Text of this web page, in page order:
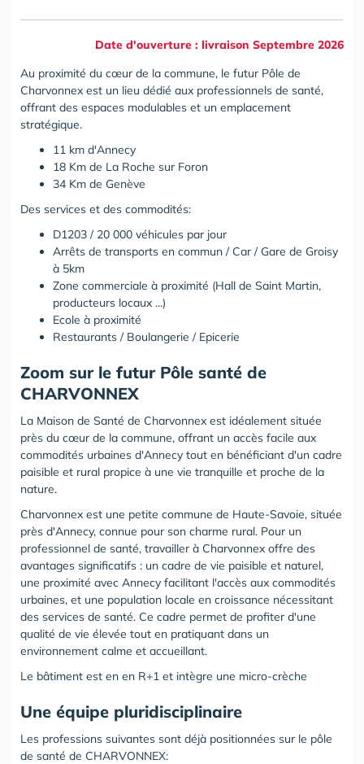
Date d'ouverture : livraison Septembre 2026
Au proximité du cœur de la commune, le futur Pôle de
Charvonnex est un lieu dédié aux professionnels de santé,
offrant des espaces modulables et un emplacement
stratégique.
11 km d'Annecy
18 Km de La Roche sur Foron
34 Km de Genève
Des services et des commodités:
D1203 / 20 000 véhicules par jour
Arrêts de transports en commun / Car / Gare de Groisy
à 5km
Zone commerciale à proximité (Hall de Saint Martin,
producteurs locaux ...)
Ecole à proximité
Restaurants / Boulangerie / Epicerie
Zoom sur le futur Pôle santé de
CHARVONNEX
La Maison de Santé de Charvonnex est idéalement située
près du cœur de la commune, offrant un accès facile aux
commodités urbaines d'Annecy tout en bénéficiant d'un cadre
paisible et rural propice à une vie tranquille et proche de la
nature.
Charvonnex est une petite commune de Haute-Savoie, située
près d'Annecy, connue pour son charme rural. Pour un
professionnel de santé, travailler à Charvonnex offre des
avantages significatifs : un cadre de vie paisible et naturel,
une proximité avec Annecy facilitant l'accès aux commodités
urbaines, et une population locale en croissance nécessitant
des services de santé. Ce cadre permet de profiter d'une
qualité de vie élevée tout en pratiquant dans un
environnement calme et accueillant.
Le bâtiment est en en R+1 et intègre une micro-crèche
Une équipe pluridisciplinaire
Les professions suivantes sont déjà positionnées sur le pôle
de santé de CHARVONNEX: